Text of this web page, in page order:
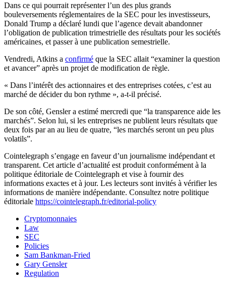
Dans ce qui pourrait représenter l’un des plus grands
bouleversements réglementaires de la SEC pour les investisseurs,
Donald Trump a déclaré lundi que l’agence devait abandonner
l’obligation de publication trimestrielle des résultats pour les sociétés
américaines, et passer à une publication semestrielle.
Vendredi, Atkins a confirmé que la SEC allait “examiner la question
et avancer” après un projet de modification de règle.
« Dans l’intérêt des actionnaires et des entreprises cotées, c’est au
marché de décider du bon rythme », a-t-il précisé.
De son côté, Gensler a estimé mercredi que “la transparence aide les
marchés”. Selon lui, si les entreprises ne publient leurs résultats que
deux fois par an au lieu de quatre, “les marchés seront un peu plus
volatils”.
Cointelegraph s’engage en faveur d’un journalisme indépendant et
transparent. Cet article d’actualité est produit conformément à la
politique éditoriale de Cointelegraph et vise à fournir des
informations exactes et à jour. Les lecteurs sont invités à vérifier les
informations de manière indépendante. Consultez notre politique
éditoriale https://cointelegraph.fr/editorial-policy
Cryptomonnaies
Law
SEC
Policies
Sam Bankman-Fried
Gary Gensler
Regulation